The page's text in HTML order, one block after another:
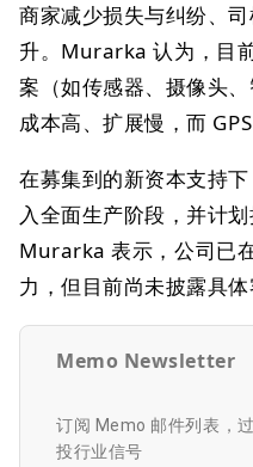
商家减少损失与纠纷、
升。Murarka 认为，目
案（如传感器、摄像头
成本高、扩展慢，而
在募集到的新资本支持
入全面生产阶段，并计划
Murarka 表示，公司已
力，但目前尚未披露具体
Memo Newsletter
订阅 Memo 邮件列表，
投行业信号